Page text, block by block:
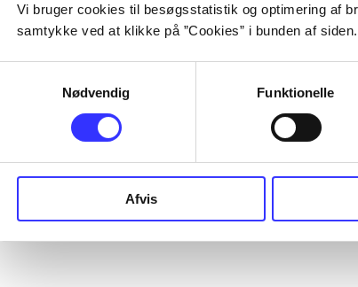
Vi bruger cookies til besøgsstatistik og optimering af
samtykke ved at klikke på ”Cookies” i bunden af
Nødvendig
Funktionelle
Afvis
...
...